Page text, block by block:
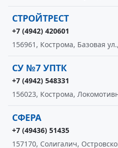
СТРОЙТРЕСТ
+7 (4942) 420601
156961, Кострома, Базовая
СУ №7 УПТК
+7 (4942) 548331
156023, Кострома,
СФЕРА
+7 (49436) 51435
157170, Солигалич,